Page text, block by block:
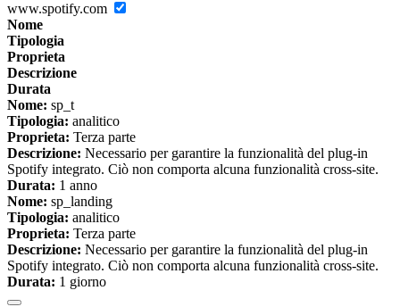
www.spotify.com
Nome
Tipologia
Proprieta
Descrizione
Durata
Nome: sp_t
Tipologia: analitico
Proprieta: Terza parte
Descrizione: Necessario per garantire la funzionalità del plug-in
Spotify integrato. Ciò non comporta alcuna funzionalità cross-site.
Durata: 1 anno
Nome: sp_landing
Tipologia: analitico
Proprieta: Terza parte
Descrizione: Necessario per garantire la funzionalità del plug-in
Spotify integrato. Ciò non comporta alcuna funzionalità cross-site.
Durata: 1 giorno